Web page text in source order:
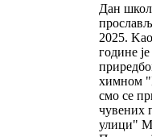
Дан
2025.
године
химном
смо се
чувених
улици"